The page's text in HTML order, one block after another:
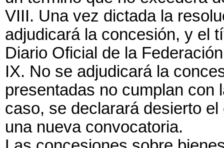
VIII. Una vez dictada la
adjudicará la concesión, y el
Diario Oficial de la
IX. No se adjudicará la
presentadas no cumplan con
caso, se declarará desierto
una nueva convocatoria.